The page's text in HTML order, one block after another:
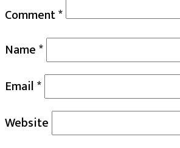
Comment*
Name*
Email*
Website